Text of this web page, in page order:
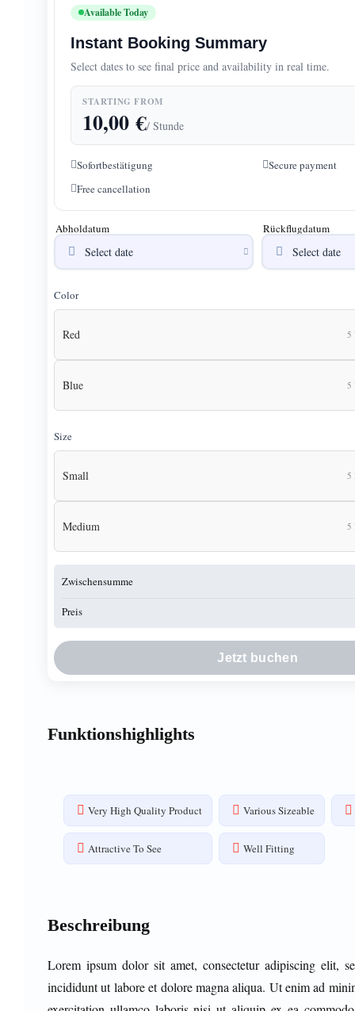
Available Today
Instant Booking Summary
Select dates to see final price and availability in real time.
STARTING FROM
10,00€/ Stunde
Sofortbestätigung
Secure payment
Free cancellation
Abholdatum Rückflugdatum
Color
Red 5
Blue 5
Size
Small 5
Medium 5
Zwischensumme
Preis
Jetzt buchen
Funktionshighlights
Very High Quality Product Various Sizeable
Attractive To See Well Fitting
Beschreibung
Lorem ipsum dolor sit amet, consectetur adipiscing elit,
incididunt ut labore et dolore magna aliqua. Ut enim ad